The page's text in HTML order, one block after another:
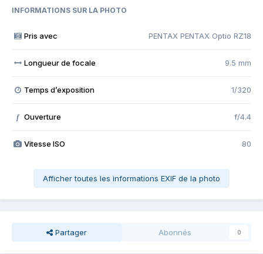
INFORMATIONS SUR LA PHOTO
Pris avec PENTAX PENTAX Optio RZ18
Longueur de focale 9.5 mm
Temps d’exposition 1/320
f Ouverture f/4.4
Vitesse ISO 80
Afficher toutes les informations EXIF de la photo
Partager Abonnés 0